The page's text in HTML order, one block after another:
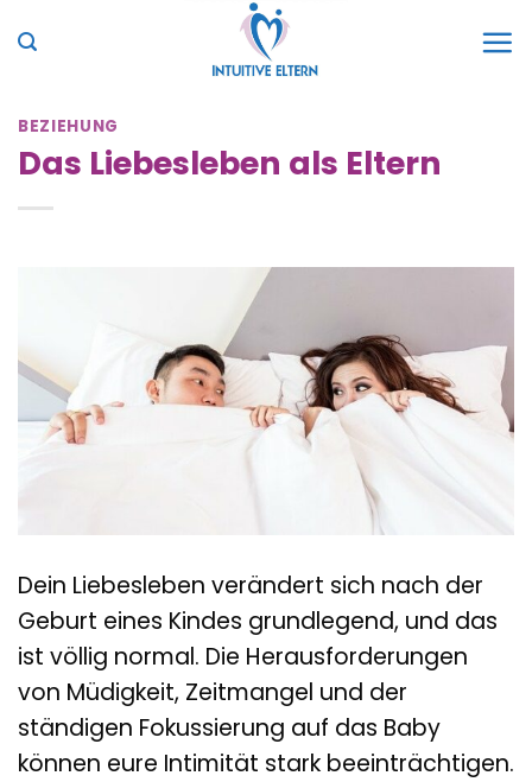
Inhalt
BEZIEHUNG
Das Liebesleben als Eltern
Dein Liebesleben verändert sich nach der
Geburt eines Kindes grundlegend, und das
ist völlig normal. Die Herausforderungen
von Müdigkeit, Zeitmangel und der
ständigen Fokussierung auf das Baby
können eure Intimität stark beeinträchtigen.